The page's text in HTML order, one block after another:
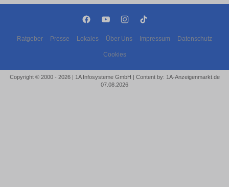
Ratgeber Presse Lokales Über Uns Impressum Datenschutz
Cookies
Copyright © 2000 - 2026 | 1A Infosysteme GmbH | Content by: 1A-Anzeigenmarkt.de
07.08.2026